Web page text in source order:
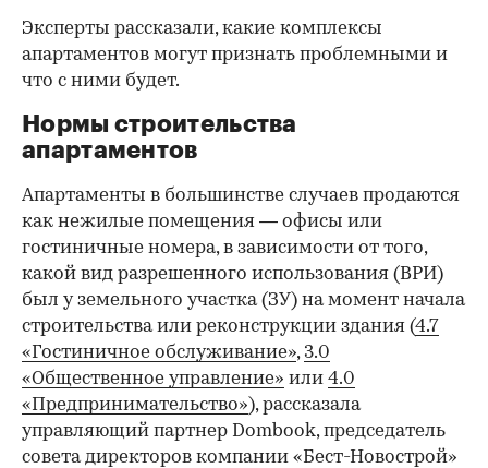
Эксперты рассказали, какие комплексы
апартаментов могут признать проблемными и
что с ними будет.
Нормы строительства
апартаментов
00:00 / 00:00
Апартаменты в большинстве случаев продаются
как нежилые помещения — офисы или
гостиничные номера, в зависимости от того,
какой вид разрешенного использования (ВРИ)
был у земельного участка (ЗУ) на момент начала
строительства или реконструкции здания (4.7
«Гостиничное обслуживание», 3.0
«Общественное управление» или 4.0
«Предпринимательство»), рассказала
управляющий партнер Dombook, председатель
совета директоров компании «Бест-Новострой»